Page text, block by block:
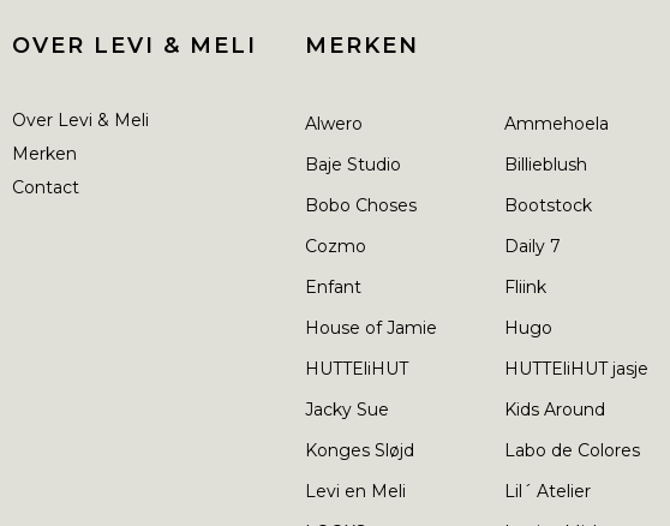
OVER LEVI & MELI
Over Levi & Meli
Merken
Contact
MERKEN
Alwero
Ammehoela
Baje Studio
Billieblush
Bobo Choses
Bootstock
Cozmo
Daily 7
Enfant
Fliink
House of Jamie
Hugo
HUTTEliHUT
HUTTEliHUT jasje
Jacky Sue
Kids Around
Konges Sløjd
Labo de Colores
Levi en Meli
Lil´ Atelier